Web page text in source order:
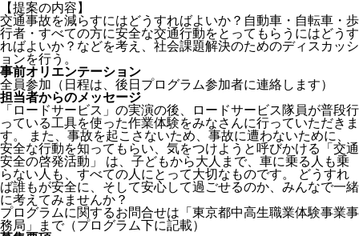
【提案の内容】
交通事故を減らすにはどうすればよいか？自動車・自転車・歩
行者・すべての方に安全な交通行動をとってもらうにはどうす
ればよいか？などを考え、社会課題解決のためのディスカッシ
ョンを行う。
事前オリエンテーション
全員参加（日程は、後日プログラム参加者に連絡します）
担当者からのメッセージ
「ロードサービス」の実演の後、ロードサービス隊員が普段行
っている工具を使った作業体験をみなさんに行っていただきま
す。 また、事故を起こさないため、事故に遭わないために、
安全な行動を知ってもらい、気をつけようと呼びかける「交通
安全の啓発活動」 は、子どもから大人まで、車に乗る人も乗
らない人も、すべての人にとって大切なものです。 どうすれ
ば誰もが安全に、そして安心して過ごせるのか、みんなで一緒
に考えてみませんか？
プログラムに関するお問合せは「東京都中高生職業体験事業事
務局」まで（プログラム下に記載）